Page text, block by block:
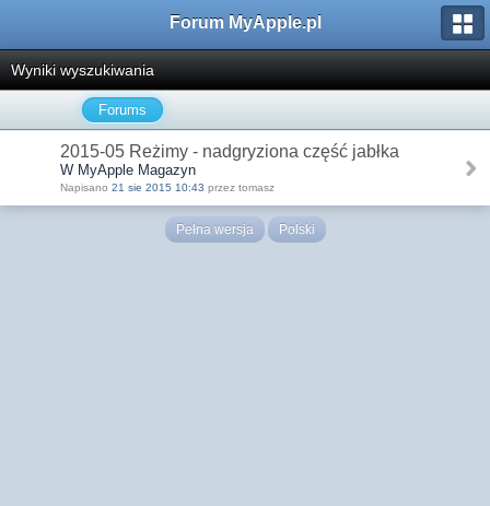
Forum MyApple.pl
Wyniki wyszukiwania
Forums
2015-05 Reżimy - nadgryziona część jabłka
W MyApple Magazyn
Napisano 21 sie 2015 10:43 przez tomasz
Pełna wersja Polski